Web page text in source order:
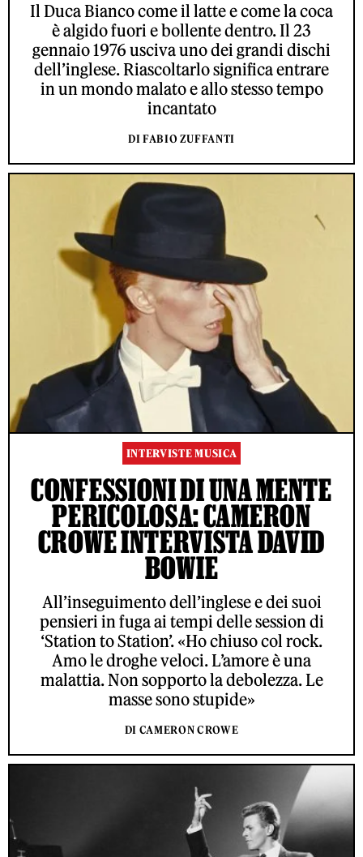
Il Duca Bianco come il latte e come la coca
è algido fuori e bollente dentro. Il 23
gennaio 1976 usciva uno dei grandi dischi
dell’inglese. Riascoltarlo significa entrare
in un mondo malato e allo stesso tempo
incantato
DI FABIO ZUFFANTI
INTERVISTE MUSICA
CONFESSIONI DI UNA MENTE
PERICOLOSA: CAMERON
CROWE INTERVISTA DAVID
BOWIE
All’inseguimento dell’inglese e dei suoi
pensieri in fuga ai tempi delle session di
‘Station to Station’. «Ho chiuso col rock.
Amo le droghe veloci. L’amore è una
malattia. Non sopporto la debolezza. Le
masse sono stupide»
DI CAMERON CROWE